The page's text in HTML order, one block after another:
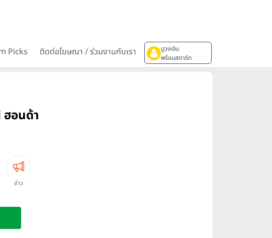
Picks ติดต่อโฆษณา / ร่วมงานกับเรา
ดูวงเงิน
พร้อมสตาร์ท
อนด้า
ข่าว